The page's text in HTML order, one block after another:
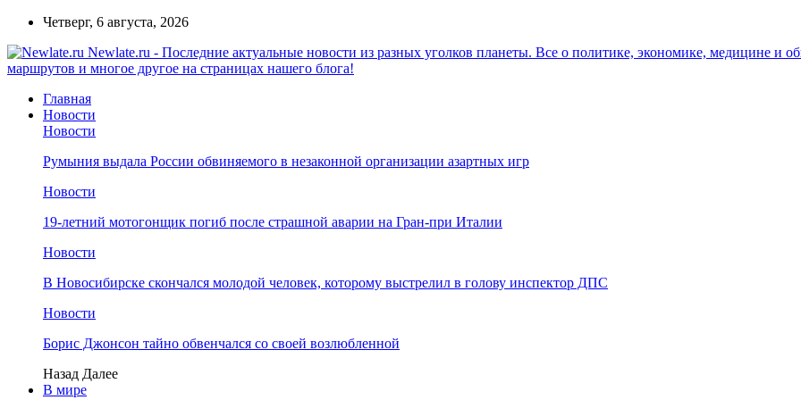
Четверг, 6 августа, 2026
Newlate.ru - Последние актуальные новости из разных уголков планеты. Все о политике, экономике, медицине и
маршрутов и многое другое на страницах нашего блога!
Главная
Новости
Новости
Румыния выдала России обвиняемого в незаконной организации азартных игр
Новости
19-летний мотогонщик погиб после страшной аварии на Гран-при Италии
Новости
В Новосибирске скончался молодой человек, которому выстрелил в голову инспектор ДПС
Новости
Борис Джонсон тайно обвенчался со своей возлюбленной
Назад Далее
В мире